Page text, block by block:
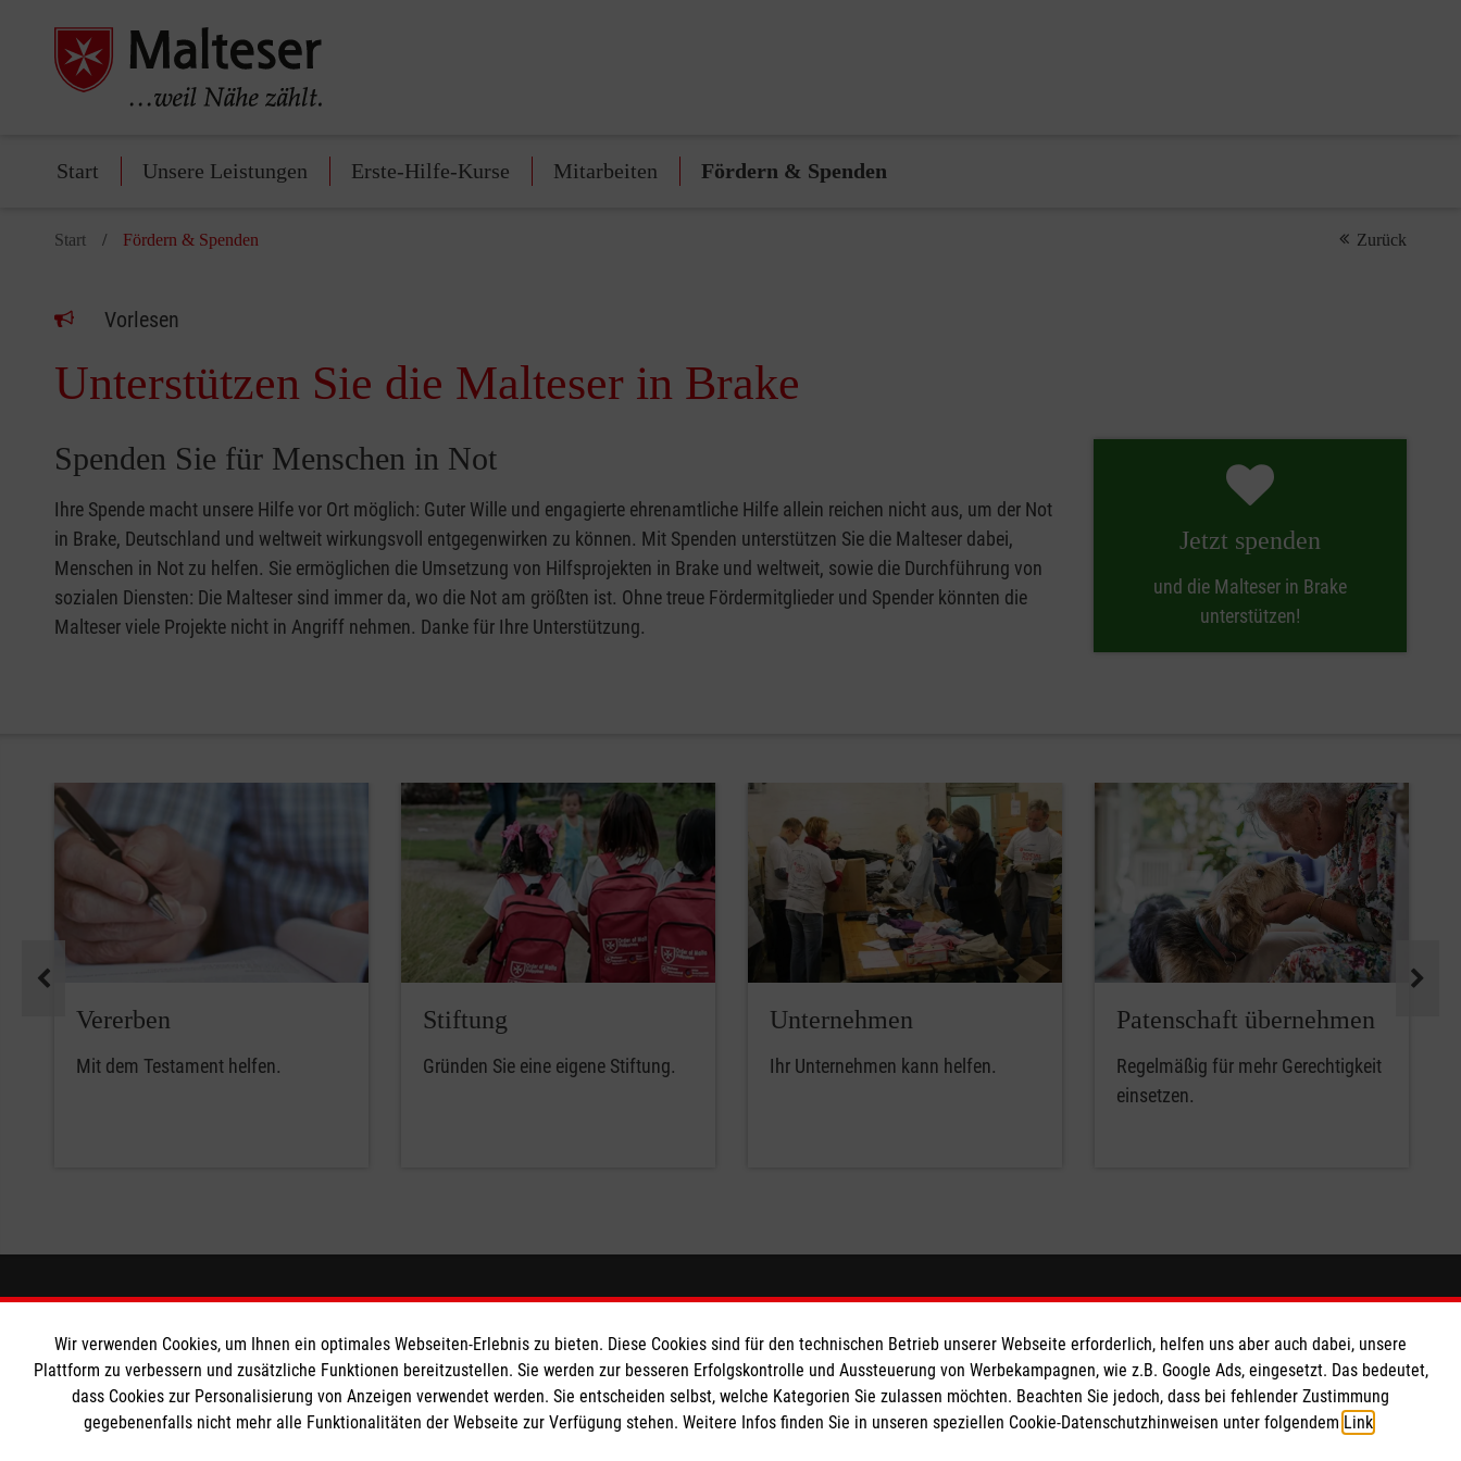
Start Unsere Leistungen Erste-Hilfe-Kurse Mitarbeiten Fördern & Spenden
Start Fördern & Spenden Zurück
Vorlesen
Unterstützen Sie die Malteser in Brake
Spenden Sie für Menschen in Not
Ihre Spende macht unsere Hilfe vor Ort möglich: Guter Wille und engagierte ehrenamtliche Hilfe allein reichen nicht aus, um der Not
in Brake, Deutschland und weltweit wirkungsvoll entgegenwirken zu können. Mit Spenden unterstützen Sie die Malteser dabei,
Menschen in Not zu helfen. Sie ermöglichen die Umsetzung von Hilfsprojekten in Brake und weltweit, sowie die Durchführung von
sozialen Diensten: Die Malteser sind immer da, wo die Not am größten ist. Ohne treue Fördermitglieder und Spender könnten die
Malteser viele Projekte nicht in Angriff nehmen. Danke für Ihre Unterstützung.
Jetzt spenden
und die Malteser in Brake
unterstützen!
Pause
Vererben
Mit dem Testament helfen.
Stiftung
Gründen Sie eine eigene Stiftung.
Unternehmen
Ihr Unternehmen kann helfen.
Patenschaft übernehmen
Regelmäßig für mehr Gerechtigkeit
einsetzen.
Informationen
Impressum
Datenschutz
Kontakt
Die Malteser
Malteser in Deutschland
Malteserorden
Sharepoint
Spendenkonto
Empfänger: Malteser Hilfsdienst e.V.
Bank: Pax-Bank für Kirche und Caritas eG
IBAN: DE24310601201201225368
So finden Sie uns
Bahnhofstraße 77
26909 Brake
Telefon: 04401 2558
Wir verwenden Cookies, um Ihnen ein optimales Webseiten-Erlebnis zu bieten. Diese Cookies sind für den technischen Betrieb unserer Webseite erforderlich, helfen uns aber auch dabei, unsere
Plattform zu verbessern und zusätzliche Funktionen bereitzustellen. Sie werden zur besseren Erfolgskontrolle und Aussteuerung von Werbekampagnen, wie z.B. Google Ads, eingesetzt. Das bedeutet,
dass Cookies zur Personalisierung von Anzeigen verwendet werden. Sie entscheiden selbst, welche Kategorien Sie zulassen möchten. Beachten Sie jedoch, dass bei fehlender Zustimmung
gegebenenfalls nicht mehr alle Funktionalitäten der Webseite zur Verfügung stehen. Weitere Infos finden Sie in unseren speziellen Cookie-Datenschutzhinweisen unter folgendem Link